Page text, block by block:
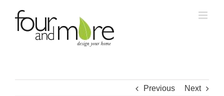
content
Previous Next